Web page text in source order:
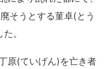
そうとする菫卓(とう
。
原(ていげん)を亡き者